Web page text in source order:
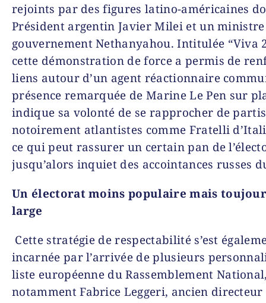
rejoints par des figures latino-américaines
Président argentin Javier Milei et un
gouvernement Nethanyahou. Intitulée “Viva
cette démonstration de force a permis de
liens autour d’un agent réactionnaire
présence remarquée de Marine Le Pen sur
indique sa volonté de se rapprocher de partis
notoirement atlantistes comme Fratelli
ce qui peut rassurer un certain pan de
jusqu’alors inquiet des accointances russes
Un électorat moins populaire mais
large
Cette stratégie de respectabilité s’est
incarnée par l’arrivée de plusieurs
liste européenne du Rassemblement
notamment Fabrice Leggeri, ancien directeur